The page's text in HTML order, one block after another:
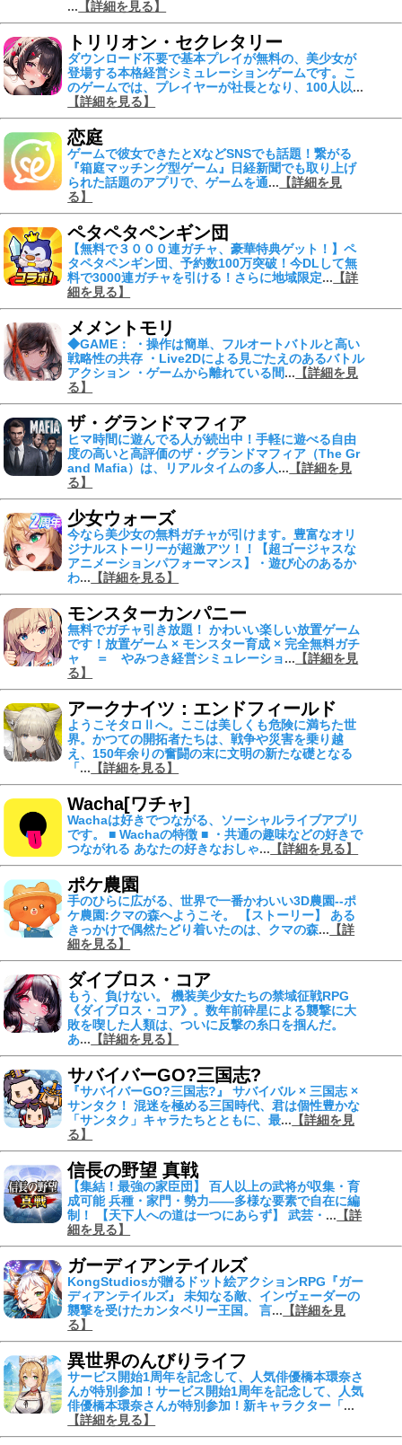
... 【詳細を見る】
トリリオン・セクレタリー
ダウンロード不要で基本プレイが無料の、美少女が
登場する本格経営シミュレーションゲームです。こ
のゲームでは、プレイヤーが社長となり、100人以...
【詳細を見る】
恋庭
ゲームで彼女できたとXなどSNSでも話題！繋がる
『箱庭マッチング型ゲーム』
日経新聞でも取り上げ
られた話題のアプリで、ゲームを通... 【詳細を見
る】
ペタペタペンギン団
【無料で３０００連ガチャ、豪華特典ゲット！】ペ
タペタペンギン団、予約数100万突破！今DLして無
料で3000連ガチャを引ける！さらに地域限定... 【詳
細を見る】
メメントモリ
◆GAME： ・操作は簡単、フルオートバトルと高い
戦略性の共存 ・Live2Dによる見ごたえのあるバトル
アクション ・ゲームから離れている間... 【詳細を見
る】
ザ・グランドマフィア
ヒマ時間に遊んでる人が続出中！手軽に遊べる自由
度の高いと高評価のザ・グランドマフィア（The Gr
and Mafia）は、リアルタイムの多人... 【詳細を見
る】
少女ウォーズ
今なら美少女の無料ガチャが引けます。豊富なオリ
ジナルストーリーが超激アツ！！【超ゴージャスな
アニメーションパフォーマンス】・遊び心のあるか
わ... 【詳細を見る】
モンスターカンパニー
無料でガチャ引き放題！ かわいい楽しい放置ゲーム
です！放置ゲーム × モンスター育成 × 完全無料ガチ
ャ ＝ やみつき経営シミュレーショ... 【詳細を見
る】
アークナイツ：エンドフィールド
ようこそタロⅡへ。ここは美しくも危険に満ちた世
界。かつての開拓者たちは、戦争や災害を乗り越
え、150年余りの奮闘の末に文明の新たな礎となる
「... 【詳細を見る】
Wacha[ワチャ]
Wachaは好きでつながる、ソーシャルライブアプリ
です。 ■ Wachaの特徴 ■ ・共通の趣味などの好きで
つながれる あなたの好きなおしゃ... 【詳細を見る】
ポケ農園
手のひらに広がる、世界で一番かわいい3D農園--ポ
ケ農園:クマの森へようこそ。 【ストーリー】 ある
きっかけで偶然たどり着いたのは、クマの森... 【詳
細を見る】
ダイブロス・コア
もう、負けない。 機装美少女たちの禁域征戦RPG
《ダイブロス・コア》。数年前砕星による襲撃に大
敗を喫した人類は、ついに反撃の糸口を掴んだ。
あ... 【詳細を見る】
サバイバーGO?三国志?
『サバイバーGO?三国志?』 サバイバル × 三国志 ×
サンタク！ 混迷を極める三国時代、君は個性豊かな
「サンタク」キャラたちとともに、最... 【詳細を見
る】
信長の野望 真戦
【集結！最強の家臣団】 百人以上の武将が収集・育
成可能 兵種・家門・勢力――多様な要素で自在に編
制！ 【天下人への道は一つにあらず】 武芸・ ... 【詳
細を見る】
ガーディアンテイルズ
KongStudiosが贈るドット絵アクションRPG『ガー
ディアンテイルズ』 未知なる敵、インヴェーダーの
襲撃を受けたカンタベリー王国。 言... 【詳細を見
る】
異世界のんびりライフ
サービス開始1周年を記念して、人気俳優橋本環奈さ
んが特別参加！サービス開始1周年を記念して、人気
俳優橋本環奈さんが特別参加！新キャラクター「...
【詳細を見る】